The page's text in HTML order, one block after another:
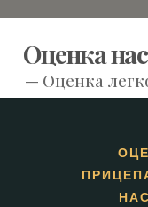
Оценка
— Оценка